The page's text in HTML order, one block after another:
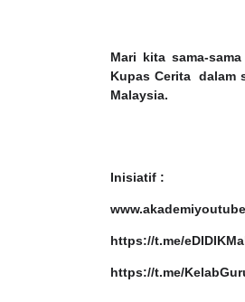
Mari kita sama-
Kupas Cerita dalam
Malaysia.
Inisiatif :
https://t.me/
https://t.me/